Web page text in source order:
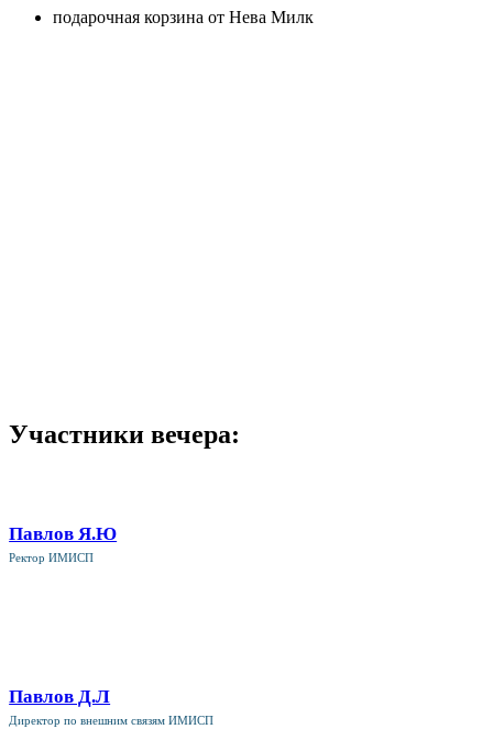
подарочная корзина от Нева Милк
Участники вечера:
Павлов Я.Ю
Ректор ИМИСП
Павлов Д.Л
Директор по внешним связям ИМИСП